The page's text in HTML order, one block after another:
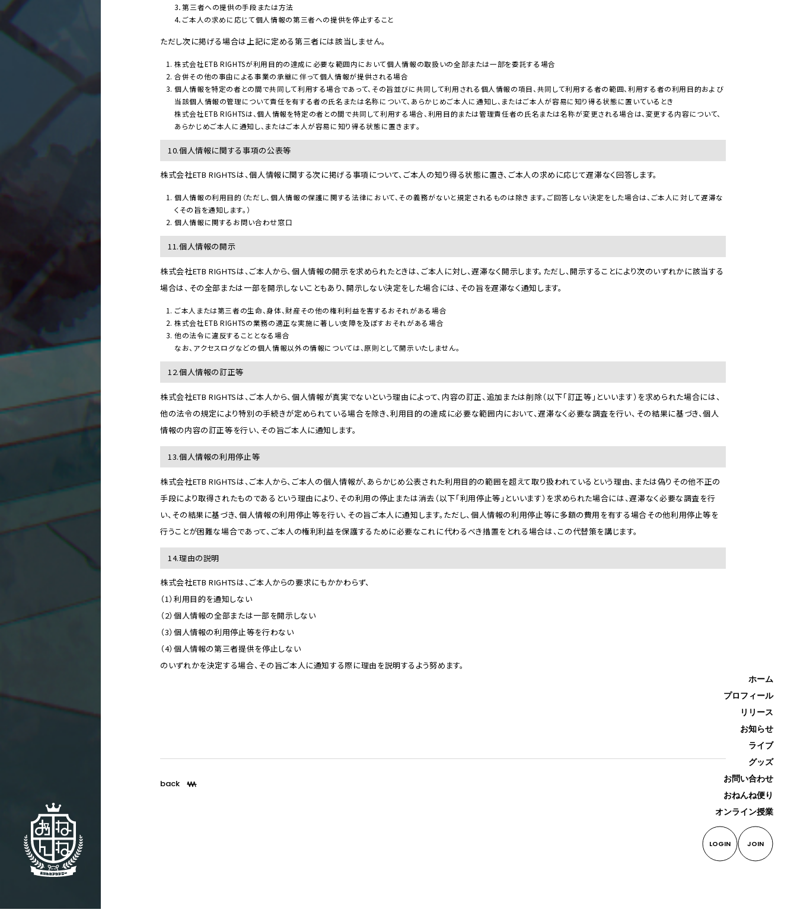
ホーム
プロフィール
リリース
お知らせ
ライブ
グッズ
お問い合わせ
おねんね便り
オンライン授業
LOGIN JOIN
3．第三者への提供の手段または方法
4．ご本人の求めに応じて個人情報の第三者への提供を停止すること
ただし次に掲げる場合は上記に定める第三者には該当しません。
株式会社ETB RIGHTSが利用目的の達成に必要な範囲内において個人情報の取扱いの全部または一部を委託する場合
合併その他の事由による事業の承継に伴って個人情報が提供される場合
個人情報を特定の者との間で共同して利用する場合であって、その旨並びに共同して利用される個人情報の項目、共同して利用する者の範囲、利用する者の利用目的および
当該個人情報の管理について責任を有する者の氏名または名称について、あらかじめご本人に通知し、またはご本人が容易に知り得る状態に置いているとき
株式会社ETB RIGHTSは、個人情報を特定の者との間で共同して利用する場合、利用目的または管理責任者の氏名または名称が変更される場合は、変更する内容について、
あらかじめご本人に通知し、またはご本人が容易に知り得る状態に置きます。
10.個人情報に関する事項の公表等
株式会社ETB RIGHTSは、個人情報に関する次に掲げる事項について、ご本人の知り得る状態に置き、ご本人の求めに応じて遅滞なく回答します。
個人情報の利用目的（ただし、個人情報の保護に関する法律において、その義務がないと規定されるものは除きます。ご回答しない決定をした場合は、ご本人に対して遅滞な
くその旨を通知します。）
個人情報に関するお問い合わせ窓口
11.個人情報の開示
株式会社ETB RIGHTSは、ご本人から、個人情報の開示を求められたときは、ご本人に対し、遅滞なく開示します。ただし、開示することにより次のいずれかに該当する
場合は、その全部または一部を開示しないこともあり、開示しない決定をした場合には、その旨を遅滞なく通知します。
ご本人または第三者の生命、身体、財産その他の権利利益を害するおそれがある場合
株式会社ETB RIGHTSの業務の適正な実施に著しい支障を及ぼすおそれがある場合
他の法令に違反することとなる場合
なお、アクセスログなどの個人情報以外の情報については、原則として開示いたしません。
12.個人情報の訂正等
株式会社ETB RIGHTSは、ご本人から、個人情報が真実でないという理由によって、内容の訂正、追加または削除（以下「訂正等」といいます）を求められた場合には、
他の法令の規定により特別の手続きが定められている場合を除き、利用目的の達成に必要な範囲内において、遅滞なく必要な調査を行い、その結果に基づき、個人
情報の内容の訂正等を行い、その旨ご本人に通知します。
13.個人情報の利用停止等
株式会社ETB RIGHTSは、ご本人から、ご本人の個人情報が、あらかじめ公表された利用目的の範囲を超えて取り扱われているという理由、または偽りその他不正の
手段により取得されたものであるという理由により、その利用の停止または消去（以下「利用停止等」といいます）を求められた場合には、遅滞なく必要な調査を行
い、その結果に基づき、個人情報の利用停止等を行い、その旨ご本人に通知します。ただし、個人情報の利用停止等に多額の費用を有する場合その他利用停止等を
行うことが困難な場合であって、ご本人の権利利益を保護するために必要なこれに代わるべき措置をとれる場合は、この代替策を講じます。
14.理由の説明
株式会社ETB RIGHTSは、ご本人からの要求にもかかわらず、
（1）利用目的を通知しない
（2）個人情報の全部または一部を開示しない
（3）個人情報の利用停止等を行わない
（4）個人情報の第三者提供を停止しない
のいずれかを決定する場合、その旨ご本人に通知する際に理由を説明するよう努めます。
back